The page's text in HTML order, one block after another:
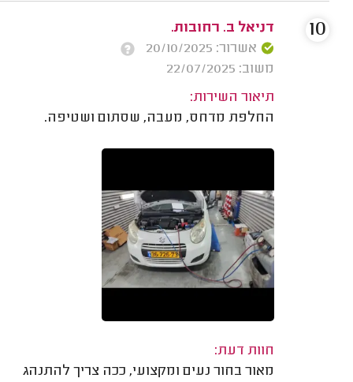
דניאל ב. רחובות.
אשרור: 20/10/2025
משוב: 22/07/2025
תיאור השירות:
החלפת מדחס, מעבה, שסתום ושטיפה.
חוות דעת:
מאור בחור נעים ומקצועי, ככה צריך להתנהג
10